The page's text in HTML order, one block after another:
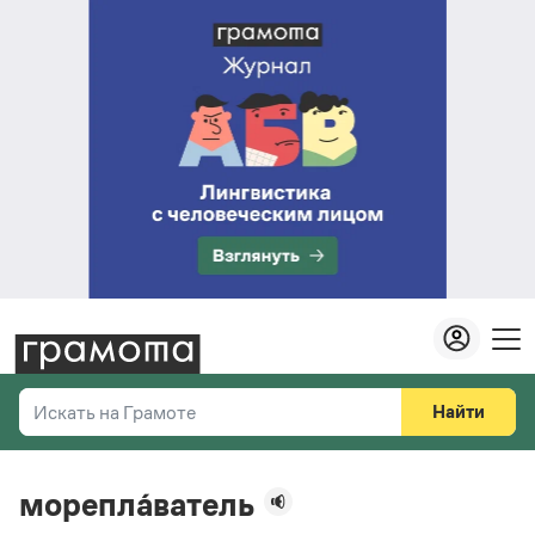
Искать на Грамоте
Справочная служба
Найти
морепла́ватель